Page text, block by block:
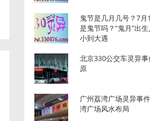
鬼节是几月几号？7月
是鬼节吗？“鬼月”出
小到大遇
北京330公交车灵异
原
广州荔湾广场灵异事
湾广场风水布局